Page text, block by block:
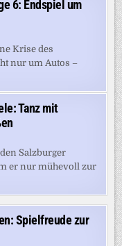
6: Endspiel um
Krise des
nur um Autos –
Tanz mit
Salzburger
er nur mühevoll zur
Spielfreude zur